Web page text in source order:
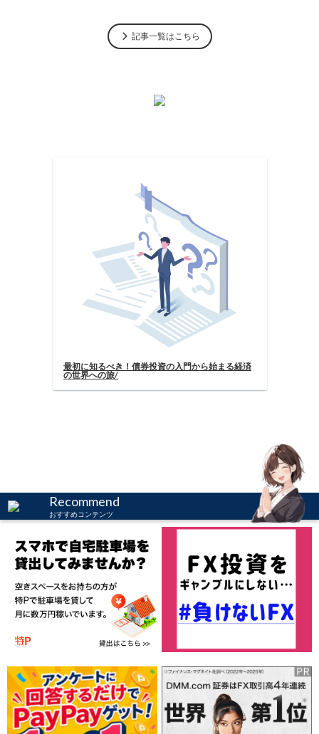
記事一覧はこちら
最初に知るべき！債券投資の入門から始
Recommend
おすすめコンテンツ